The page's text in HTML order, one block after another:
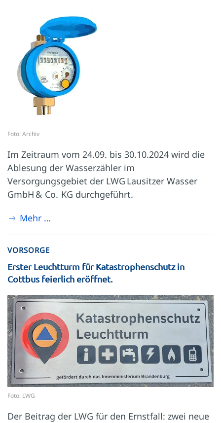
Foto: Archiv
Im Zeitraum vom 24.09. bis 30.10.2024 wird die
Ablesung der Wasserzähler im
Versorgungsgebiet der LWG Lausitzer Wasser
GmbH & Co. KG durchgeführt.
Mehr …
VORSORGE
Erster Leuchtturm für Katastrophenschutz in
Cottbus feierlich eröffnet.
Foto: LWG
Der Beitrag der LWG für den Ernstfall: zwei neue